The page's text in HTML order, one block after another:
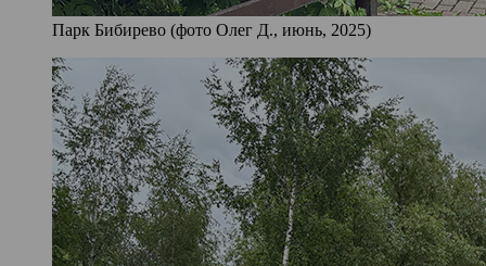
Парк Бибирево (фото Олег Д., июнь, 2025)